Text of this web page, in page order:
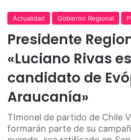
Actualidad Gobierno Regional
Presidente
«Luciano Rivas
candidato de
Araucanía»
TImonel de partido de Chile
formarán parte de su